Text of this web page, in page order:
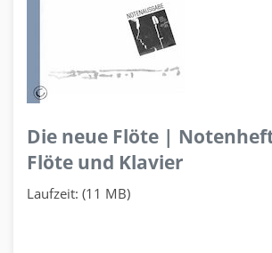
Die neue Flöte |
Flöte und Klavier
Laufzeit: (11 MB)